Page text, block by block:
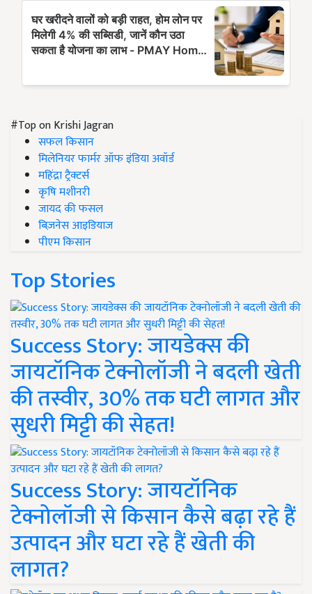
#Top on Krishi Jagran
सफल किसान
मिलेनियर फार्मर ऑफ इंडिया अवॉर्ड
महिंद्रा ट्रैक्टर्स
कृषि मशीनरी
जायद की फसल
बिज़नेस आइडियाज
पीएम किसान
Top Stories
Success Story: जायडेक्स की
जायटॉनिक टेक्नोलॉजी ने बदली खेती
की तस्वीर, 30% तक घटी लागत और
सुधरी मिट्टी की सेहत!
Success Story: जायटॉनिक
टेक्नोलॉजी से किसान कैसे बढ़ा रहे हैं
उत्पादन और घटा रहे हैं खेती की
लागत?